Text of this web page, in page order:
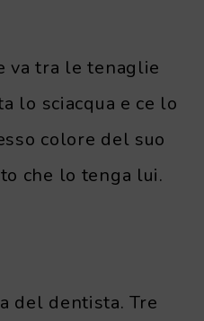
va tra le tenaglie
lo sciacqua e ce lo
colore del suo
che lo tenga lui.
del dentista. Tre